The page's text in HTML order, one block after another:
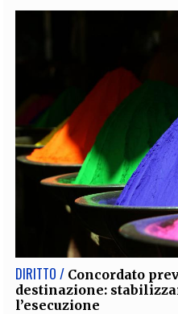
DIRITTO / Concordato
destinazione:
l’esecuzione